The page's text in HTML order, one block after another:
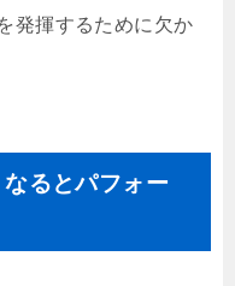
発揮するために欠か
なるとパフォー